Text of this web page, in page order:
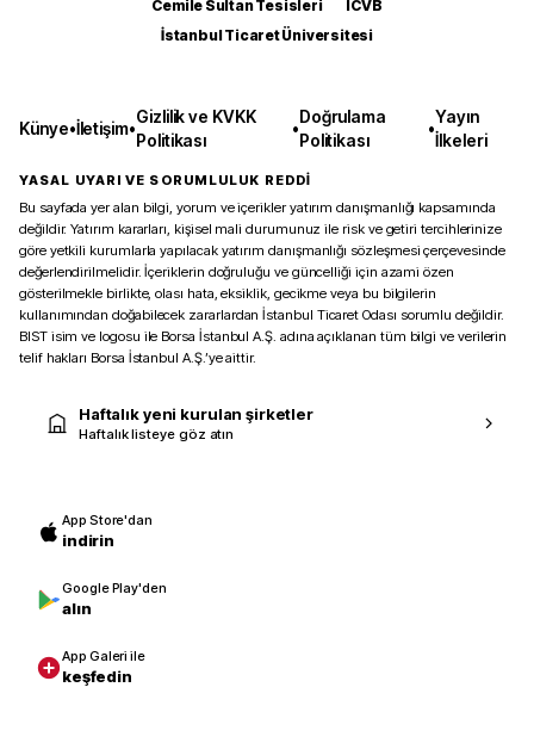
Cemile Sultan Tesisleri
ICVB
İstanbul Ticaret Üniversitesi
Künye•İletişim•
Gizlilik ve KVKK
Politikası
•
Doğrulama
Politikası
•
Yayın
İlkeleri
YASAL UYARI VE SORUMLULUK REDDİ
Bu sayfada yer alan bilgi, yorum ve içerikler yatırım danışmanlığı kapsamında
değildir. Yatırım kararları, kişisel mali durumunuz ile risk ve getiri tercihlerinize
göre yetkili kurumlarla yapılacak yatırım danışmanlığı sözleşmesi çerçevesinde
değerlendirilmelidir. İçeriklerin doğruluğu ve güncelliği için azami özen
gösterilmekle birlikte, olası hata, eksiklik, gecikme veya bu bilgilerin
kullanımından doğabilecek zararlardan İstanbul Ticaret Odası sorumlu değildir.
BIST isim ve logosu ile Borsa İstanbul A.Ş. adına açıklanan tüm bilgi ve verilerin
telif hakları Borsa İstanbul A.Ş.’ye aittir.
Haftalık yeni kurulan şirketler
Haftalık listeye göz atın
App Store'dan
indirin
Google Play'den
alın
App Galeri ile
keşfedin